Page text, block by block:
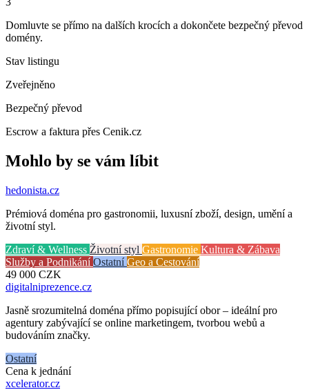
Domluvte se přímo na dalších krocích a dokončete bezpečný převod
domény.
Stav listingu
Zveřejněno
Bezpečný převod
Escrow a faktura přes Cenik.cz
Mohlo by se vám líbit
hedonista.cz
Prémiová doména pro gastronomii, luxusní zboží, design, umění a
životní styl.
Zdraví & Wellness Životní styl Gastronomie Kultura & Zábava
Služby a PodnikáníOstatníGeo a Cestování
49 000 CZK
digitalniprezence.cz
Jasně srozumitelná doména přímo popisující obor – ideální pro
agentury zabývající se online marketingem, tvorbou webů a
budováním značky.
Ostatní
Cena k jednání
xcelerator.cz